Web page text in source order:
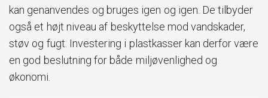
kan genanvendes og bruges igen og igen. De tilbyder
også et højt niveau af beskyttelse mod vandskader,
støv og fugt. Investering i plastkasser kan derfor være
en god beslutning for både miljøvenlighed og
økonomi.